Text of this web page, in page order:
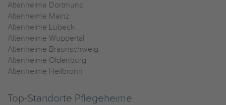
Altenheime Dortmund
Altenheime Mainz
Altenheime Lübeck
Altenheime Wuppertal
Altenheime Braunschweig
Altenheime Oldenburg
Altenheime Heilbronn
Top-Standorte Pflegeheime